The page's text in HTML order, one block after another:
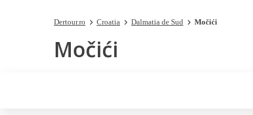
Dertour.ro Croatia Dalmatia de Sud Močići
Močići